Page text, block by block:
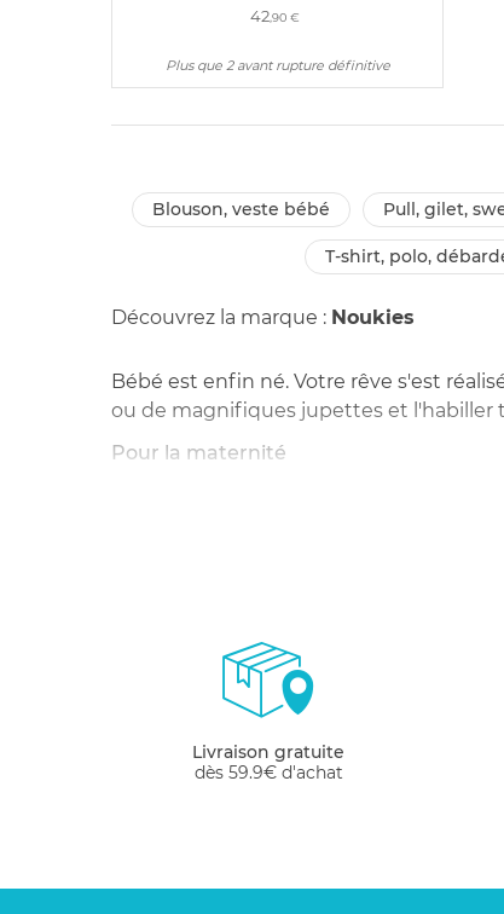
42,90 €
Plus que 2 avant rupture définitive
blouson, veste bébé pull, gilet,
t-shirt, polo,
Découvrez la marque : Noukies
Bébé est enfin né. Votre rêve s'est
ou de magnifiques jupettes et l'habiller
Pour la maternité
robes de la taille naissance à un mois.
de produit de qualité et du savoir-faire
l'agriculture biologique.
Les petites filles ne sont pas des
Livraison gratuite
dès 59.9€ d'achat